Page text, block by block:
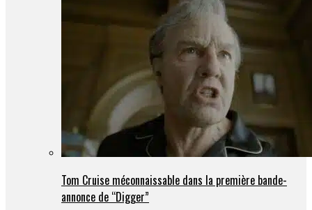
Tom Cruise méconnaissable dans la première bande-
annonce de “Digger”